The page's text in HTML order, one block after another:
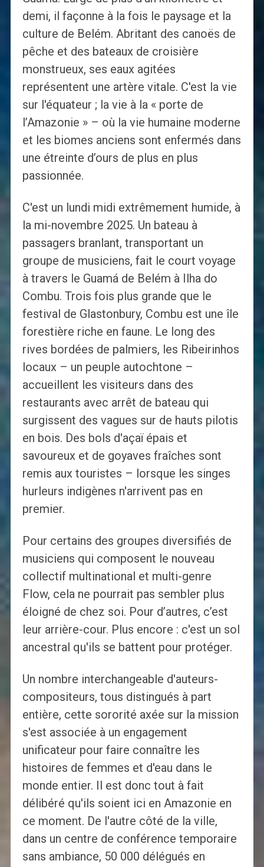
demi, il façonne à la fois le paysage et la
culture de Belém. Abritant des canoës de
pêche et des bateaux de croisière
monstrueux, ses eaux agitées
représentent une artère vitale. C'est la vie
sur l'équateur ; la vie à la « porte de
l’Amazonie » – où la vie humaine moderne
et les biomes anciens sont enfermés dans
une étreinte d’ours de plus en plus
passionnée.
C'est un lundi midi extrêmement humide, à
la mi-novembre 2025. Un bateau à
passagers branlant, transportant un
groupe de musiciens, fait le court voyage
à travers le Guamá de Belém à Ilha do
Combu. Trois fois plus grande que le
festival de Glastonbury, Combu est une île
forestière riche en faune. Le long des
rives bordées de palmiers, les Ribeirinhos
locaux – un peuple autochtone –
accueillent les visiteurs dans des
restaurants avec arrêt de bateau qui
surgissent des vagues sur de hauts pilotis
en bois. Des bols d'açaï épais et
savoureux et de goyaves fraîches sont
remis aux touristes – lorsque les singes
hurleurs indigènes n'arrivent pas en
premier.
Pour certains des groupes diversifiés de
musiciens qui composent le nouveau
collectif multinational et multi-genre
Flow, cela ne pourrait pas sembler plus
éloigné de chez soi. Pour d’autres, c’est
leur arrière-cour. Plus encore : c'est un sol
ancestral qu'ils se battent pour protéger.
Un nombre interchangeable d'auteurs-
compositeurs, tous distingués à part
entière, cette sororité axée sur la mission
s'est associée à un engagement
unificateur pour faire connaître les
histoires de femmes et d'eau dans le
monde entier. Il est donc tout à fait
délibéré qu'ils soient ici en Amazonie en
ce moment. De l'autre côté de la ville,
dans un centre de conférence temporaire
sans ambiance, 50 000 délégués en